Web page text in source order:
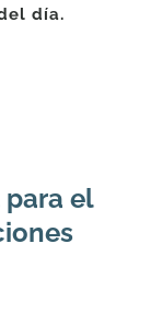
día.
para el